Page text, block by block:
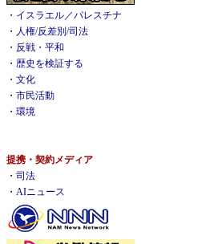
・ イスラエル／パレスチナ
・ 人権/反差別/司法
・ 反戦・平和
・ 歴史を検証する
・ 文化
・ 市民活動
・ 環境
提携・契約メディア
・ 司法
・ AIニュース